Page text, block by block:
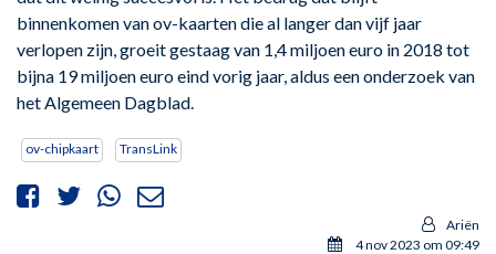
binnenkomen van ov-kaarten die al langer dan vijf jaar
verlopen zijn, groeit gestaag van 1,4 miljoen euro in 2018 tot
bijna 19 miljoen euro eind vorig jaar, aldus een onderzoek van
het Algemeen Dagblad.
ov-chipkaart TransLink
Ariën
4 nov 2023 om 09:49